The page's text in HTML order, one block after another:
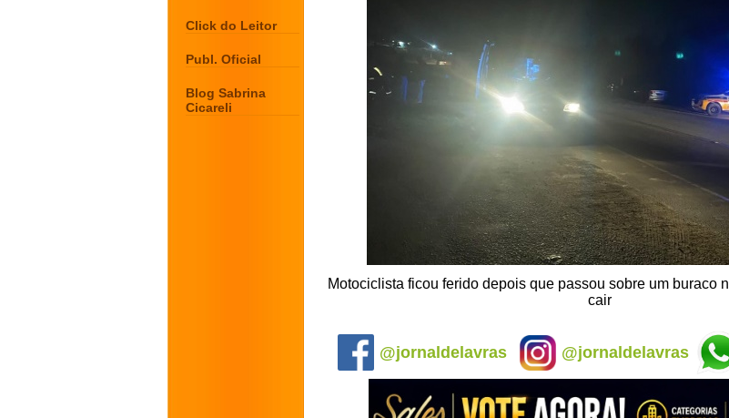
Click do Leitor
Publ. Oficial
Blog Sabrina
Cicareli
Motociclista ficou ferido depois que passou sobre um buraco
cair
@jornaldelavras @jornaldelavras